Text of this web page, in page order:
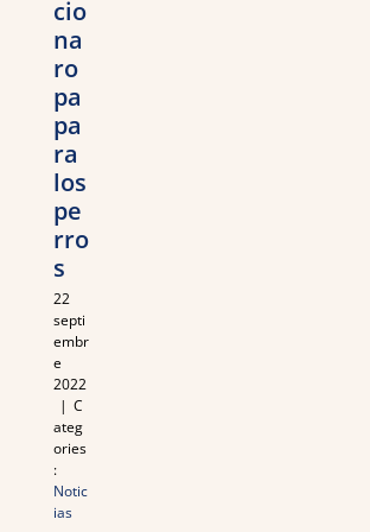
cio
na
ro
pa
pa
ra
los
pe
rro
s
22
septi
embr
e
2022
| C
ateg
ories
:
Notic
ias